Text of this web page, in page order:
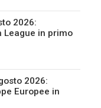
2026:
League in primo
2026:
Europee in